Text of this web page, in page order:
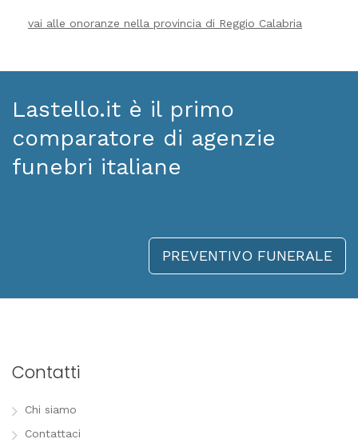
vai alle onoranze nella provincia di Reggio Calabria
Lastello.it è il primo
comparatore di agenzie
funebri italiane
PREVENTIVO FUNERALE
Contatti
Chi siamo
Contattaci